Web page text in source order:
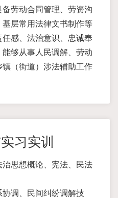
劳动合同管理、劳资沟
层常用法律文书制作等
感、法治意识、忠诚奉
够从事人民调解、劳动
（街道）涉法辅助工作
习实训
思想概论、宪法、民法
调、民间纠纷调解技